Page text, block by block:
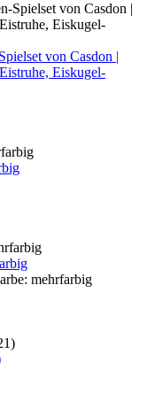
von Casdon |
Eiskugel-
mehrfarbig